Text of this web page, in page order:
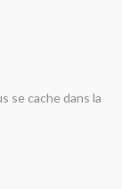
se cache dans la